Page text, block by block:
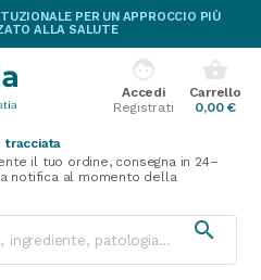
PER UN APPROCCIO PIÙ
ALLA SALUTE
shopping_basket
Carrello
0,00 €
face
Accedi
Registrati
tracciata
il tuo ordine, consegna in 24–
notifica al momento della
